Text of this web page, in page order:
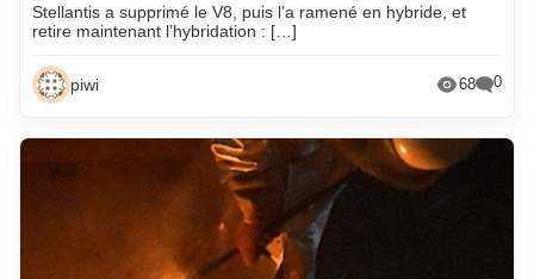
Stellantis a supprimé le V8, puis l’a ramené en hybride, et
retire maintenant l’hybridation : […]
piwi 68 0